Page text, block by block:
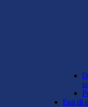
Enti di